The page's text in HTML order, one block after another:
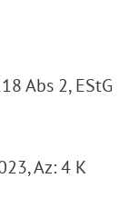
Abs 2, EStG
Az: 4 K